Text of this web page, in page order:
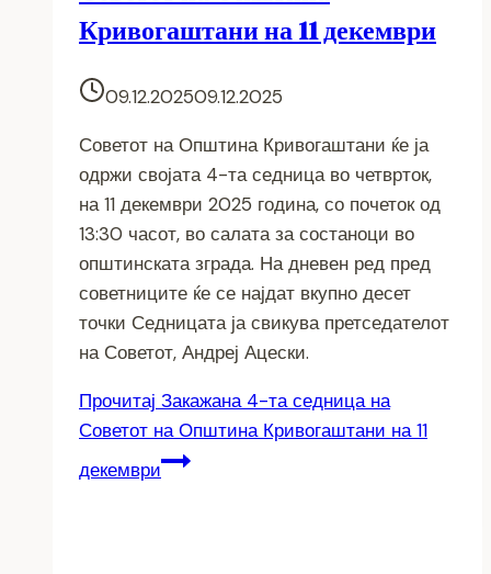
Кривогаштани на 11 декември
09.12.202509.12.2025
Советот на Општина Кривогаштани ќе ја
одржи својата 4-та седница во четврток,
на 11 декември 2025 година, со почеток од
13:30 часот, во салата за состаноци во
општинската зграда. На дневен ред пред
советниците ќе се најдат вкупно десет
точки Седницата ја свикува претседателот
на Советот, Андреј Ацески.
Прочитај Закажана 4-та седница на
Советот на Општина Кривогаштани на 11
декември